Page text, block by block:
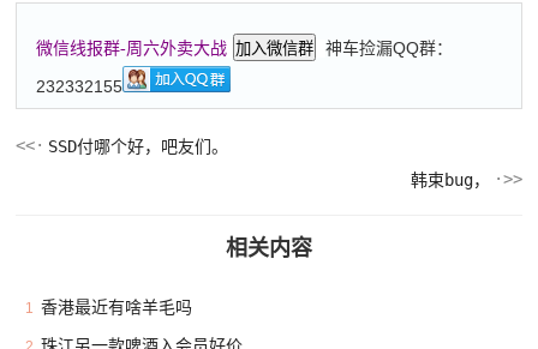
微信线报群-周六外卖大战 加入微信群
神车捡漏QQ群：
232332155
SSD付哪个好，吧友们。
韩束bug，
相关内容
1 香港最近有啥羊毛吗
珠江另一款啤酒入会员好价